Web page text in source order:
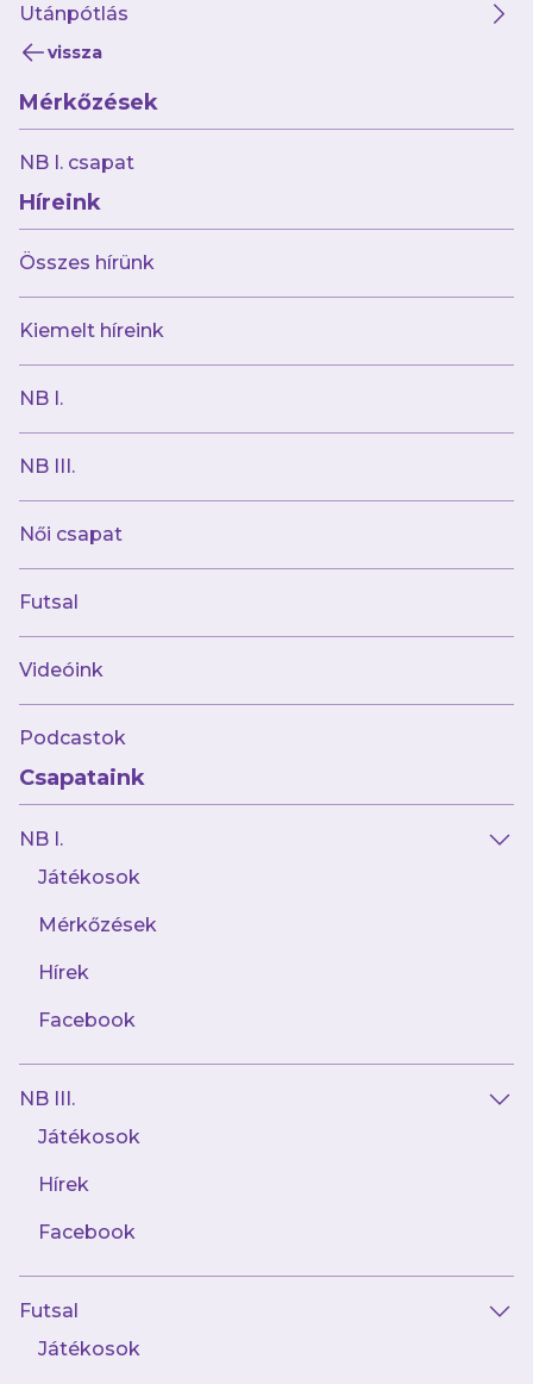
Utánpótlás
vissza
Mérkőzések
NB I. csapat
Híreink
Összes hírünk
Kiemelt híreink
NB I.
NB III.
Női csapat
Futsal
Videóink
Podcastok
Csapataink
NB I.
Játékosok
Mérkőzések
Hírek
Facebook
NB III.
Játékosok
Hírek
Facebook
Futsal
Játékosok
AJÁNLÓ